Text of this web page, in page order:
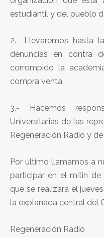
estudiantil y del pueblo
2.- Llevaremos hasta
denuncias en contra
corrompido la
compra venta.
3.- Hacemos
Universitarias de las
Regeneración Radio y
Por ultimo llamamos a
participar en el mitin de
que se realizara el
la explanada central del
Regeneración Radio